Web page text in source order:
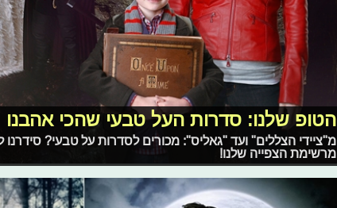
הטופ שלנו: סדרות העל טבעי שהכי אהבנו
מ"ציידי הצללים" ועד "גאליס": מכורים לסדרות על טבעי?
מרשימת הצפייה שלנו!